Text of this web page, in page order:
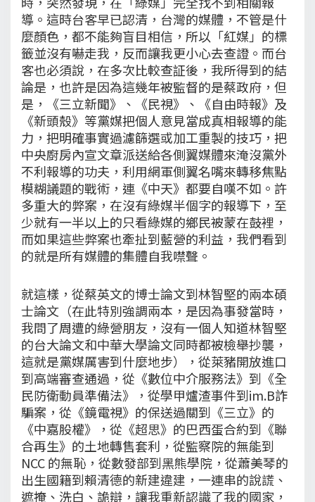
導。這時台客早已認清，台灣的媒體，不管是什
麼顏色，都不能夠盲目相信，所以「紅媒」的標
籤並沒有嚇走我，反而讓我更小心去查證。而台
客也必須說，在多次比較查証後，我所得到的結
論是，也許是因為這幾年被監督的是蔡政府，但
是，《三立新聞》、《民視》、《自由時報》及
《新頭殼》等黨媒把個人意見當成真相報導的能
力，把明確事實過濾篩選或加工重製的技巧，把
中央廚房內宣文章派送給各側翼媒體來淹沒黨外
不利報導的功夫，利用網軍側翼名嘴來轉移焦點
模糊議題的戰術，連《中天》都要自嘆不如。許
多重大的弊案，在沒有綠媒半個字的報導下，至
少就有一半以上的只看綠媒的鄉民被蒙在鼓裡，
而如果這些弊案也牽扯到藍營的利益，我們看到
的就是所有媒體的集體自我噤聲。
就這樣，從蔡英文的博士論文到林智堅的兩本碩
士論文（在此特別強調兩本，是因為事發當時，
我問了周遭的綠營朋友，沒有一個人知道林智堅
的台大論文和中華大學論文同時都被檢舉抄襲，
這就是黨媒厲害到什麼地步），從萊豬開放進口
到高端審查通過，從《數位中介服務法》到《全
民防衛動員準備法》，從學甲爐渣事件到im.B詐
騙案，從《鏡電視》的保送過關到《三立》的
《中嘉股權》，從《超思》的巴西蛋合約到《聯
合再生》的土地轉售套利，從監察院的無能到
NCC 的無恥，從數發部到黑熊學院，從蕭美琴的
出生國籍到賴清德的新建違建，一連串的說謊、
遮掩、洗白、詭辯，讓我重新認識了我的國家，